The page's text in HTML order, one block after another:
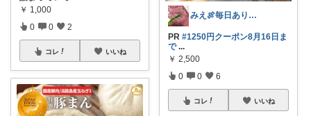
￥ 1,000
0 0 2
コレ いいね
みえ🍖毎日ありがとう🐟️
PR #1250円クーポン8月16日ま
で ...
￥ 2,500
0 0 6
コレ いいね